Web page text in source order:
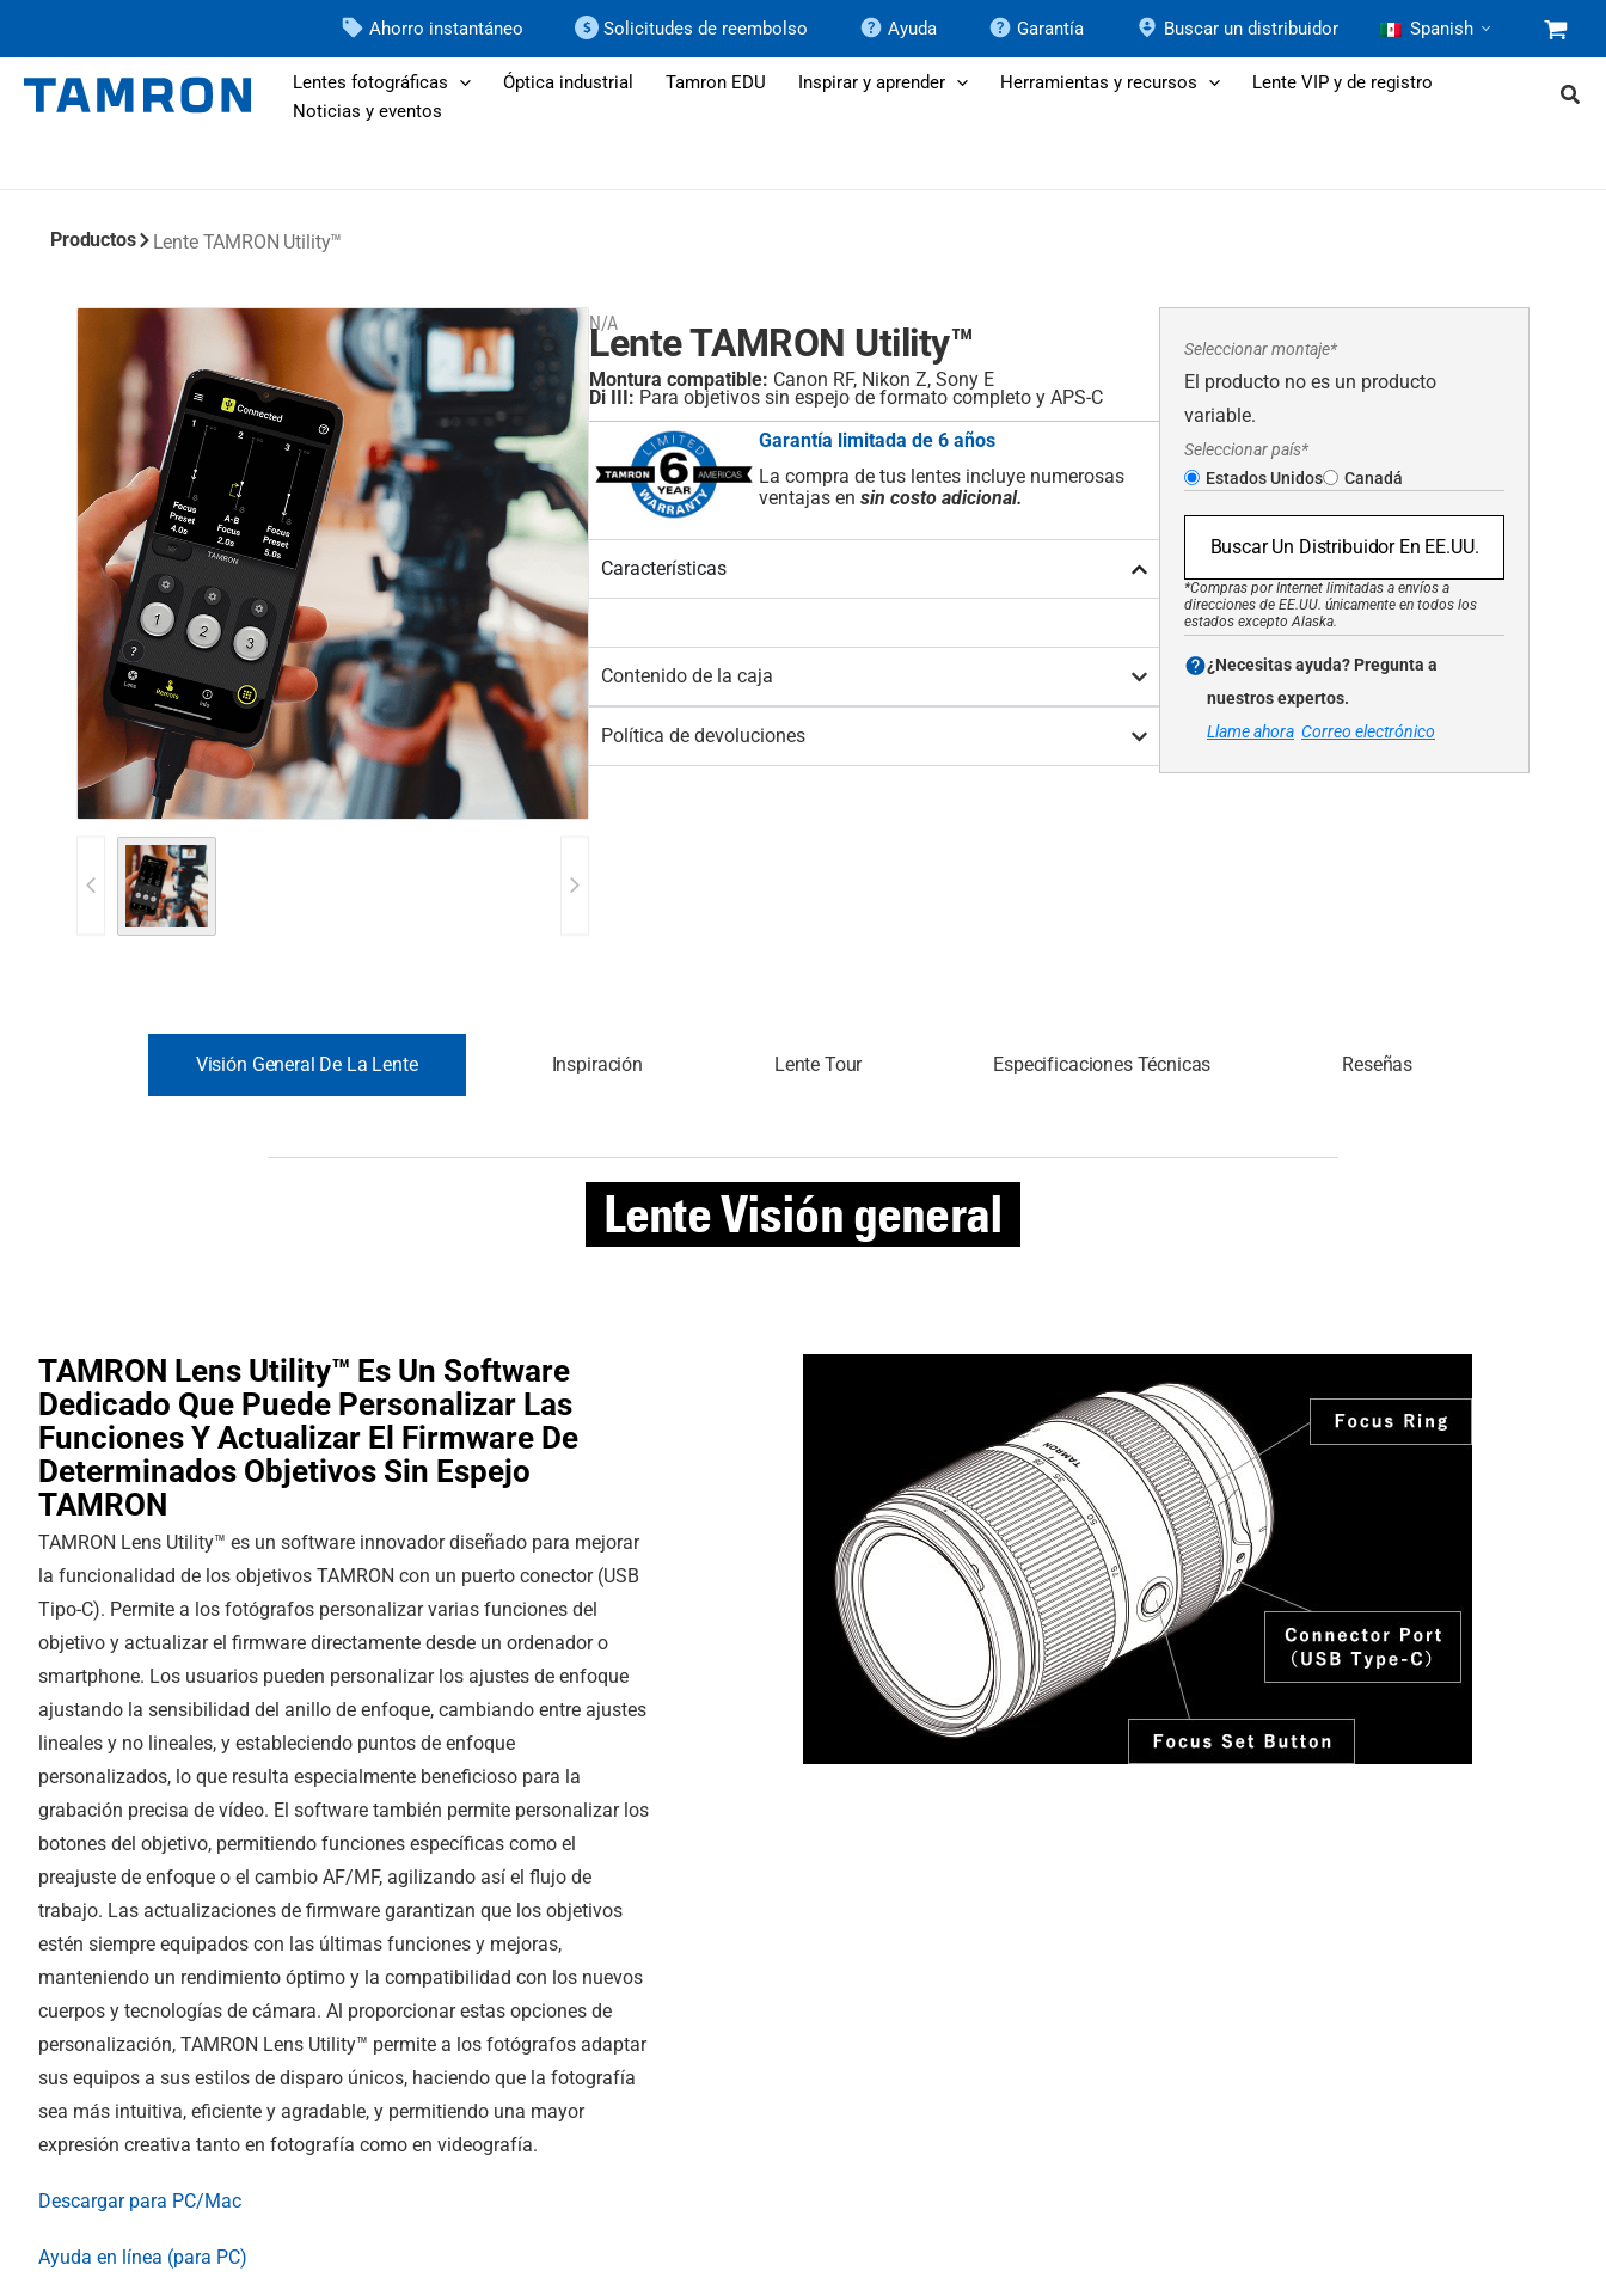
contenido
Ahorro instantáneo Solicitudes de reembolso Ayuda Garantía Buscar un distribuidor Spanish
Lentes fotográficas Óptica industrial Tamron EDU Inspirar y aprender Herramientas y recursos
Lente VIP y de registro
Noticias y eventos
Productos Lente TAMRON Utility™
N/A
Lente TAMRON Utility™
Montura compatible: Canon RF, Nikon Z, Sony E
Di III: Para objetivos sin espejo de formato completo y APS-C
Garantía limitada de 6 años
La compra de tus lentes incluye numerosas
ventajas ensin costo adicional.
Características
Contenido de la caja
Política de devoluciones
Seleccionar montaje*
El producto no es un producto
variable.
Seleccionar país*
Estados Unidos
Canadá
Buscar Un Distribuidor En EE.UU.
*Compras por Internet limitadas a envíos a
direcciones de EE.UU. únicamente en todos los
estados excepto Alaska.
¿Necesitas ayuda? Pregunta a
nuestros expertos.
Llame ahora Correo electrónico
Visión General De La Lente Inspiración Lente Tour Especificaciones Técnicas Reseñas
LenteVisión general
TAMRON Lens Utility™ Es Un Software
Dedicado Que Puede Personalizar Las
Funciones Y Actualizar El Firmware De
Determinados Objetivos Sin Espejo
TAMRON
TAMRON Lens Utility™ es un software innovador diseñado para mejorar
la funcionalidad de los objetivos TAMRON con un puerto conector (USB
Tipo-C). Permite a los fotógrafos personalizar varias funciones del
objetivo y actualizar el firmware directamente desde un ordenador o
smartphone. Los usuarios pueden personalizar los ajustes de enfoque
ajustando la sensibilidad del anillo de enfoque, cambiando entre ajustes
lineales y no lineales, y estableciendo puntos de enfoque
personalizados, lo que resulta especialmente beneficioso para la
grabación precisa de vídeo. El software también permite personalizar los
botones del objetivo, permitiendo funciones específicas como el
preajuste de enfoque o el cambio AF/MF, agilizando así el flujo de
trabajo. Las actualizaciones de firmware garantizan que los objetivos
estén siempre equipados con las últimas funciones y mejoras,
manteniendo un rendimiento óptimo y la compatibilidad con los nuevos
cuerpos y tecnologías de cámara. Al proporcionar estas opciones de
personalización, TAMRON Lens Utility™ permite a los fotógrafos adaptar
sus equipos a sus estilos de disparo únicos, haciendo que la fotografía
sea más intuitiva, eficiente y agradable, y permitiendo una mayor
expresión creativa tanto en fotografía como en videografía.
Descargar para PC/Mac
Ayuda en línea (para PC)